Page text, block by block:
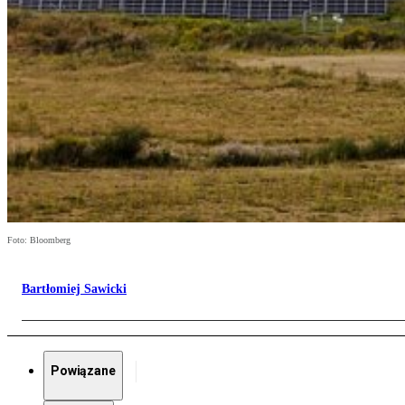
Foto: Bloomberg
Bartłomiej Sawicki
Powiązane